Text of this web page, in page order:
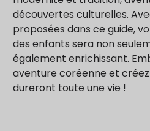
découvertes culturelles.
proposées dans ce guide,
des enfants sera non
également enrichissant.
aventure coréenne et créez
dureront toute une vie !